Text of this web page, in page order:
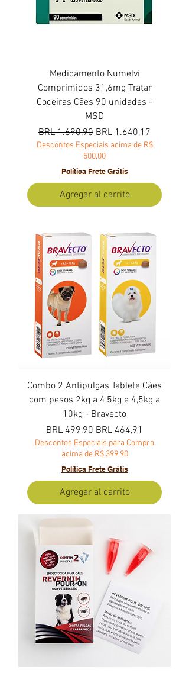
Medicamento Numelvi
Comprimidos 31,6mg Tratar
Coceiras Cães 90 unidades -
MSD
Precio
BRL 1.690,90 Precio de oferta
BRL 1.640,17
Descontos Especiais acima de R$
500,00
Política Frete Grátis
Agregar al carrito
Combo 2 Antipulgas Tablete Cães
com pesos 2kg a 4,5kg e 4,5kg a
10kg - Bravecto
Precio
BRL 499,90 Precio de oferta
BRL 464,91
Descontos Especiais para Compra
acima de R$ 399,90
Política Frete Grátis
Agregar al carrito